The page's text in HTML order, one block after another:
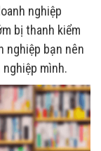
nghiệp
bị thanh kiểm
nghiệp bạn nên
mình.